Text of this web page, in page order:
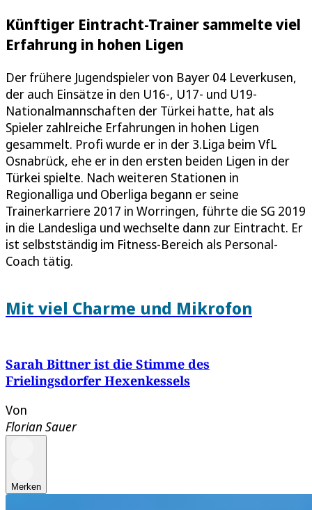
Künftiger Eintracht-Trainer sammelte viel
Erfahrung in hohen Ligen
Der frühere Jugendspieler von Bayer 04 Leverkusen,
der auch Einsätze in den U16-, U17- und U19-
Nationalmannschaften der Türkei hatte, hat als
Spieler zahlreiche Erfahrungen in hohen Ligen
gesammelt. Profi wurde er in der 3.Liga beim VfL
Osnabrück, ehe er in den ersten beiden Ligen in der
Türkei spielte. Nach weiteren Stationen in
Regionalliga und Oberliga begann er seine
Trainerkarriere 2017 in Worringen, führte die SG 2019
in die Landesliga und wechselte dann zur Eintracht. Er
ist selbstständig im Fitness-Bereich als Personal-
Coach tätig.
Mit viel Charme und Mikrofon
Sarah Bittner ist die Stimme des
Frielingsdorfer Hexenkessels
Von
Florian Sauer
Merken